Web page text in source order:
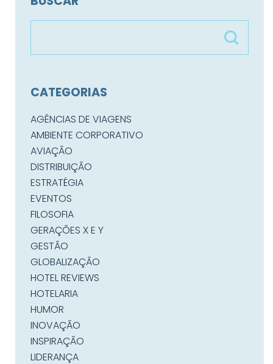
CATEGORIAS
AGÊNCIAS DE VIAGENS
AMBIENTE CORPORATIVO
AVIAÇÃO
DISTRIBUIÇÃO
ESTRATÉGIA
EVENTOS
FILOSOFIA
GERAÇÕES X E Y
GESTÃO
GLOBALIZAÇÃO
HOTEL REVIEWS
HOTELARIA
HUMOR
INOVAÇÃO
INSPIRAÇÃO
LIDERANÇA